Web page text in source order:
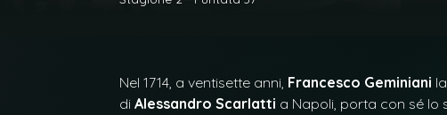
Nel 1714, a ventisette anni, Francesco Geminiani
diAlessandro Scarlatti a Napoli, porta con sé lo